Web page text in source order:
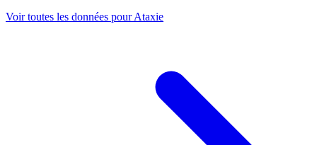
Voir toutes les données pour Ataxie